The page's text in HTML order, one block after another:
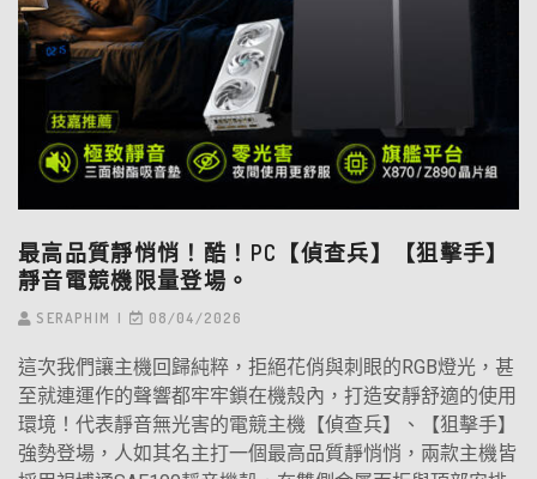
最高品質靜悄悄！酷！PC【偵查兵】【狙擊手】
靜音電競機限量登場。
SERAPHIM 08/04/2026
這次我們讓主機回歸純粹，拒絕花俏與刺眼的RGB燈光，甚
至就連運作的聲響都牢牢鎖在機殼內，打造安靜舒適的使用
環境！代表靜音無光害的電競主機【偵查兵】、【狙擊手】
強勢登場，人如其名主打一個最高品質靜悄悄，兩款主機皆